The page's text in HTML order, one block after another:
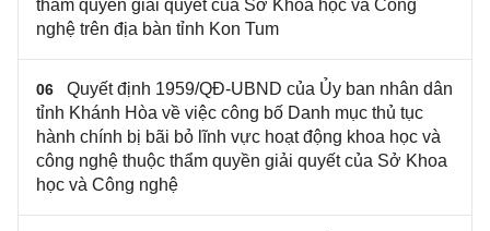
thẩm quyền giải quyết của Sở Khoa học và Công
nghệ trên địa bàn tỉnh Kon Tum
06
Quyết định 1959/QĐ-UBND của Ủy ban nhân dân
tỉnh Khánh Hòa về việc công bố Danh mục thủ tục
hành chính bị bãi bỏ lĩnh vực hoạt động khoa học và
công nghệ thuộc thẩm quyền giải quyết của Sở Khoa
học và Công nghệ